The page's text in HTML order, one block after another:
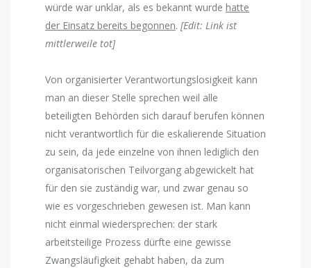
würde war unklar, als es bekannt wurde hatte
der Einsatz bereits begonnen. [Edit: Link ist
mittlerweile tot]
Von organisierter Verantwortungslosigkeit kann
man an dieser Stelle sprechen weil alle
beteiligten Behörden sich darauf berufen können
nicht verantwortlich für die eskalierende Situation
zu sein, da jede einzelne von ihnen lediglich den
organisatorischen Teilvorgang abgewickelt hat
für den sie zuständig war, und zwar genau so
wie es vorgeschrieben gewesen ist. Man kann
nicht einmal wiedersprechen: der stark
arbeitsteilige Prozess dürfte eine gewisse
Zwangsläufigkeit gehabt haben, da zum